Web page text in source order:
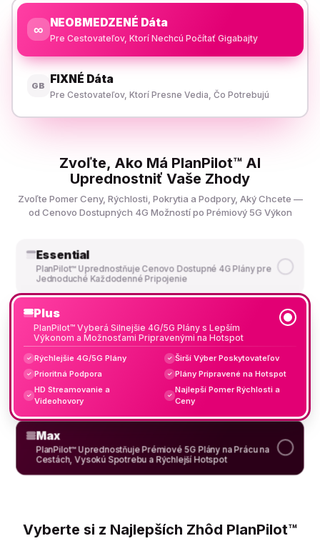
∞ NEOBMEDZENÉ Dáta
Pre Cestovateľov, Ktorí Nechcú Počítať Gigabajty
GB FIXNÉ Dáta
Pre Cestovateľov, Ktorí Presne Vedia, Čo Potrebujú
Zvoľte, Ako Má PlanPilot™ AI
Uprednostniť Vaše Zhody
Zvoľte Pomer Ceny, Rýchlosti, Pokrytia a Podpory, Aký Chcete —
od Cenovo Dostupných 4G Možností po Prémiový 5G Výkon
Essential
PlanPilot™ Uprednostňuje Cenovo Dostupné 4G Plány pre
Jednoduché Každodenné Pripojenie
Plus
PlanPilot™ Vyberá Silnejšie 4G/5G Plány s Lepším
Výkonom a Možnosťami Pripravenými na Hotspot
✓ Rýchlejšie 4G/5G Plány ✓ Širší Výber Poskytovateľov
✓ Prioritná Podpora ✓ Plány Pripravené na Hotspot
✓
HD Streamovanie a
Videohovory
✓
Najlepší Pomer Rýchlosti a
Ceny
Max
PlanPilot™ Uprednostňuje Prémiové 5G Plány na Prácu na
Cestách, Vysokú Spotrebu a Rýchlejší Hotspot
Vyberte si z Najlepších Zhôd PlanPilot™